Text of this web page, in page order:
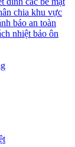
chia khu vực
báo an toàn
nhiệt bảo ôn